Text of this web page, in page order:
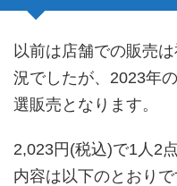
以前は店舗での販売
況でしたが、2023年
選販売となります。
2,023円(税込)で1人2
内容は以下のとおりで